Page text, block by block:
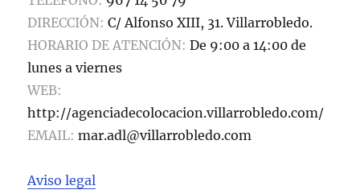
k
DIRECCIÓN: C/ Alfonso XIII, 31. Villarrobledo.
HORARIO DE ATENCIÓN: De 9:00 a 14:00 de
lunes a viernes
WEB:
http://agenciadecolocacion.villarrobledo.com/
EMAIL: mar.adl@villarrobledo.com
Aviso legal